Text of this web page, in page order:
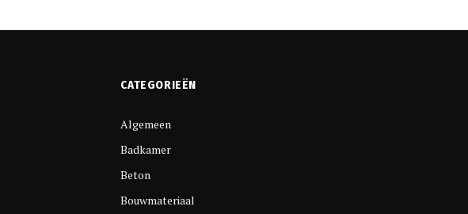
CATEGORIEËN
Algemeen
Badkamer
Beton
Bouwmateriaal